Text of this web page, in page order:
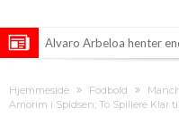
Alvaro Arbeloa henter
overgang?
Chelsea går nye veje:
Hjemmeside Fodbold
Amorim i Spidsen; To Spillere Klar